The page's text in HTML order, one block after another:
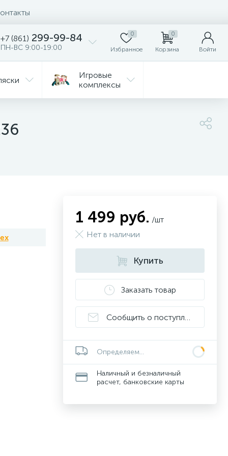
+7 (861) 299-99-84
ПН-ВС 9:00-19:00
0
Избранное
0
Корзина Войти
Игровые
комплексы
1 499 руб. /шт
Нет в наличии
Купить
Заказать товар
Сообщить о поступлении
Определяем...
Наличный и безналичный
расчет, банковские карты